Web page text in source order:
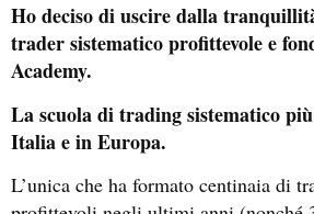
Ho deciso di uscire dalla
trader sistematico profittevole e
Academy.
La scuola di trading sistematico
Italia e in Europa.
L’unica che ha formato centinaia di